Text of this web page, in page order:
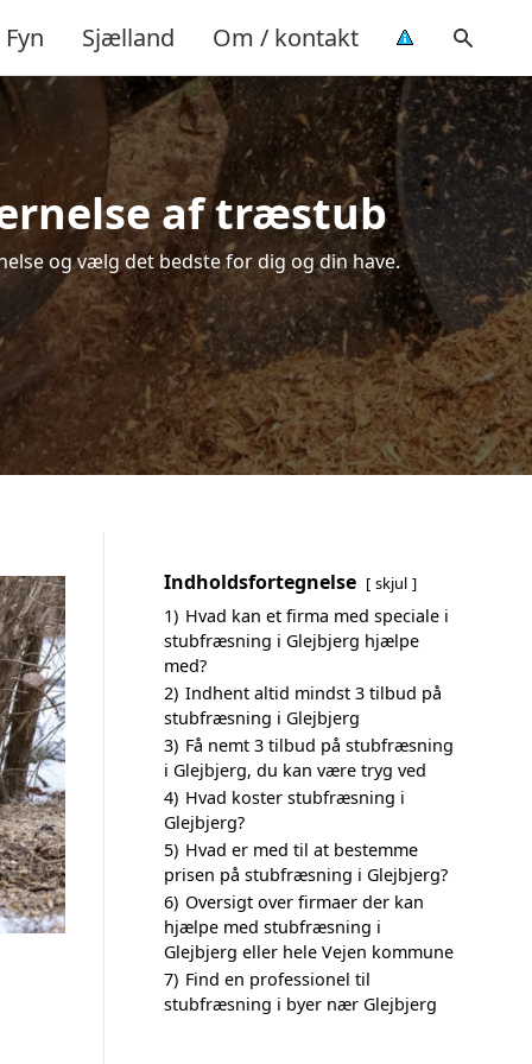
Fyn Sjælland Om / kontakt
af træstub
og vælg det bedste for dig og din have.
Indholdsfortegnelse skjul
1) Hvad kan et firma med speciale i
stubfræsning i Glejbjerg hjælpe
med?
2) Indhent altid mindst 3 tilbud på
stubfræsning i Glejbjerg
3) Få nemt 3 tilbud på stubfræsning
i Glejbjerg, du kan være tryg ved
4) Hvad koster stubfræsning i
Glejbjerg?
5) Hvad er med til at bestemme
prisen på stubfræsning i Glejbjerg?
6) Oversigt over firmaer der kan
hjælpe med stubfræsning i
Glejbjerg eller hele Vejen kommune
7) Find en professionel til
stubfræsning i byer nær Glejbjerg